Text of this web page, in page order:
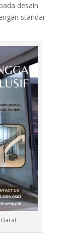
desain
standar
Barat